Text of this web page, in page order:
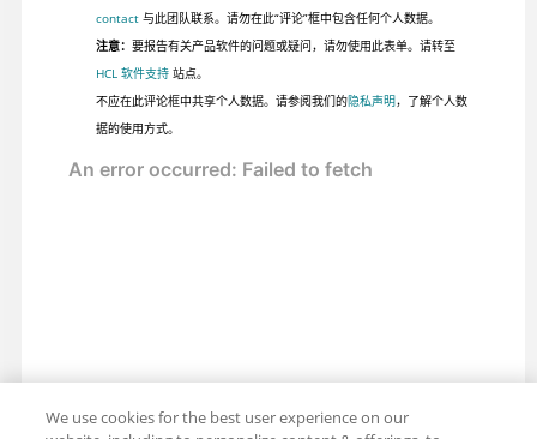
contact与此团队联系。请勿在此“评论”框中包含任何个人数据。
注意： 要报告有关产品软件的问题或疑问，请勿使用此表单。请转至
HCL 软件支持站点。
不应在此评论框中共享个人数据。请参阅我们的隐私声明，了解个人数
据的使用方式。
We use cookies for the best user experience on our